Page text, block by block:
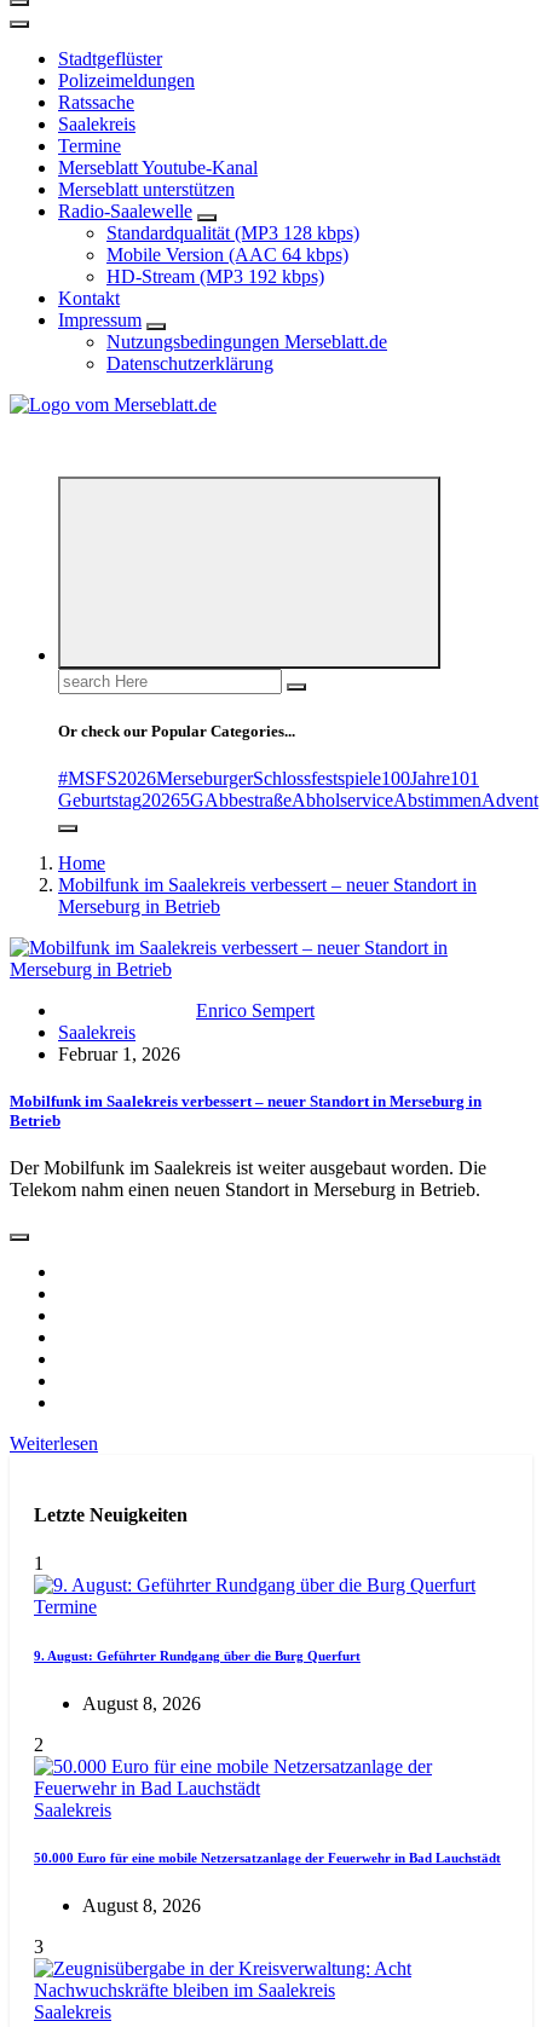
Stadtgeflüster
Polizeimeldungen
Ratssache
Saalekreis
Termine
Merseblatt Youtube-Kanal
Merseblatt unterstützen
Radio-Saalewelle
Standardqualität (MP3 128 kbps)
Mobile Version (AAC 64 kbps)
HD-Stream (MP3 192 kbps)
Kontakt
Impressum
Nutzungsbedingungen Merseblatt.de
Datenschutzerklärung
Search
for:
Or check our Popular Categories...
#MSFS2026MerseburgerSchlossfestspiele100Jahre101
Geburtstag20265GAbbestraßeAbholserviceAbstimmenAdvent
Home
Mobilfunk im Saalekreis verbessert – neuer Standort in
Merseburg in Betrieb
Enrico Sempert
Saalekreis
Februar 1, 2026
Mobilfunk im Saalekreis verbessert – neuer Standort in Merseburg in
Betrieb
Der Mobilfunk im Saalekreis ist weiter ausgebaut worden. Die
Telekom nahm einen neuen Standort in Merseburg in Betrieb.
Weiterlesen
Letzte Neuigkeiten
1
Termine
9. August: Geführter Rundgang über die Burg Querfurt
August 8, 2026
2
Saalekreis
50.000 Euro für eine mobile Netzersatzanlage der Feuerwehr in Bad Lauchstädt
August 8, 2026
3
Saalekreis